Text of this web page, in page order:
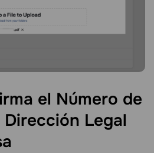
el Número de
Legal